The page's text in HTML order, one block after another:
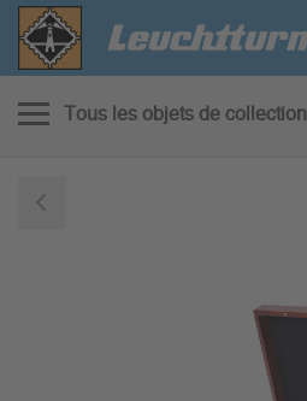
Tous les objets de collection